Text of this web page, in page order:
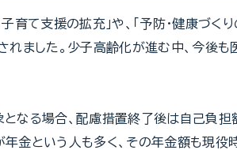
子育て支援の拡充」や、「予防・健康づ
れました。少子高齢化が進む中、今後
なる場合、配慮措置終了後は自己負担
金という人も多く、その年金額も現